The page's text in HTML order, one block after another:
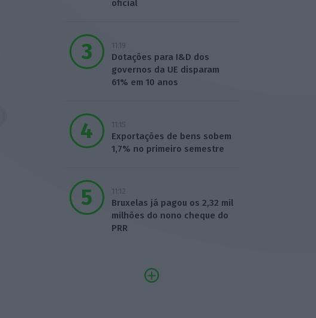
oficial
11:19
Dotações para I&D dos
governos da UE disparam
61% em 10 anos
11:15
Exportações de bens sobem
1,7% no primeiro semestre
11:12
Bruxelas já pagou os 2,32 mil
milhões do nono cheque do
PRR